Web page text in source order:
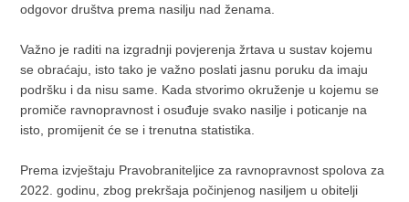
odgovor društva prema nasilju nad ženama.
Važno je raditi na izgradnji povjerenja žrtava u sustav kojemu
se obraćaju, isto tako je važno poslati jasnu poruku da imaju
podršku i da nisu same. Kada stvorimo okruženje u kojemu se
promiče ravnopravnost i osuđuje svako nasilje i poticanje na
isto, promijenit će se i trenutna statistika.
Prema izvještaju Pravobraniteljice za ravnopravnost spolova za
2022. godinu, zbog prekršaja počinjenog nasiljem u obitelji